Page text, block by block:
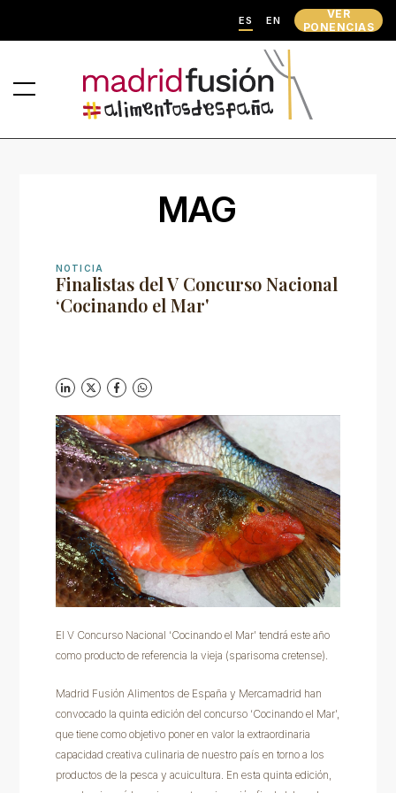
ES EN
VER
PONENCIAS
MAG
NOTICIA
Finalistas del V Concurso Nacional
‘Cocinando el Mar'
El V Concurso Nacional ‘Cocinando el Mar’ tendrá este año
como producto de referencia la vieja (sparisoma cretense).
Madrid Fusión Alimentos de España y Mercamadrid han
convocado la quinta edición del concurso ‘Cocinando el Mar’,
que tiene como objetivo poner en valor la extraordinaria
capacidad creativa culinaria de nuestro país en torno a los
productos de la pesca y acuicultura. En esta quinta edición,